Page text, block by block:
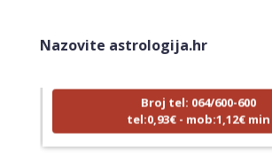
Nazovite astrologija.hr
sudbinske karte, anđeoske poruke
Broj tel: 064/600-600
tel:0,93€ - mob:1,12€ min